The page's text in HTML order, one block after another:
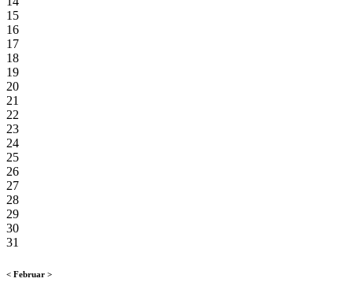
15
16
17
18
19
20
21
22
23
24
25
26
27
28
29
30
31
< Februar >